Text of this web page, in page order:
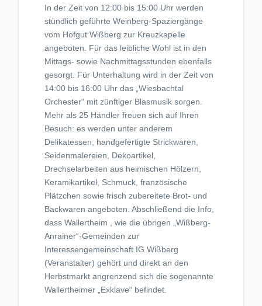
In der Zeit von 12:00 bis 15:00 Uhr werden
stündlich geführte Weinberg-Spaziergänge
vom Hofgut Wißberg zur Kreuzkapelle
angeboten. Für das leibliche Wohl ist in den
Mittags- sowie Nachmittagsstunden ebenfalls
gesorgt. Für Unterhaltung wird in der Zeit von
14:00 bis 16:00 Uhr das „Wiesbachtal
Orchester“ mit zünftiger Blasmusik sorgen.
Mehr als 25 Händler freuen sich auf Ihren
Besuch: es werden unter anderem
Delikatessen, handgefertigte Strickwaren,
Seidenmalereien, Dekoartikel,
Drechselarbeiten aus heimischen Hölzern,
Keramikartikel, Schmuck, französische
Plätzchen sowie frisch zubereitete Brot- und
Backwaren angeboten. Abschließend die Info,
dass Wallertheim , wie die übrigen „Wißberg-
Anrainer“-Gemeinden zur
Interessengemeinschaft IG Wißberg
(Veranstalter) gehört und direkt an den
Herbstmarkt angrenzend sich die sogenannte
Wallertheimer „Exklave“ befindet.